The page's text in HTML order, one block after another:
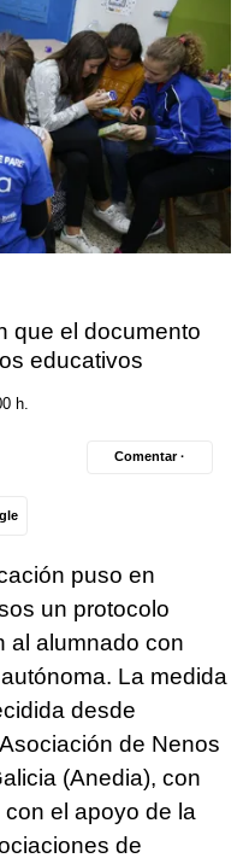
que el documento
educativos
h.
Comentar ·
puso en
un protocolo
al alumnado con
La medida
desde
de Nenos
(Anedia), con
el apoyo de la
de